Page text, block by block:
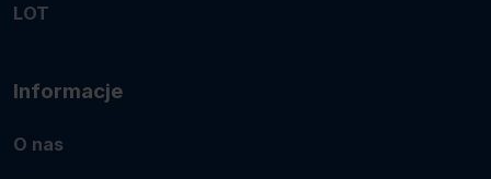
LOT
Informacje
O nas